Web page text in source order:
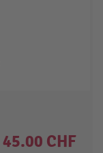
45.00 CHF